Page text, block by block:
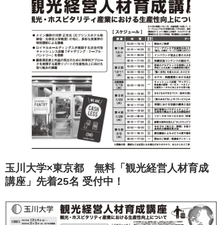
玉川大学×東京都 無料「観光経営人材育成
講座」先着25名 受付中！